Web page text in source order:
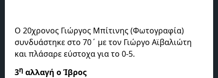
Ο 20χρονος Γιώργος Μπίτινης (Φωτογραφία)
συνδυάστηκε στο 70΄ με τον Γιώργο Αϊβαλιώτη
και πλάσαρε εύστοχα για το 0-5.
3η αλλαγή ο Ίβρος